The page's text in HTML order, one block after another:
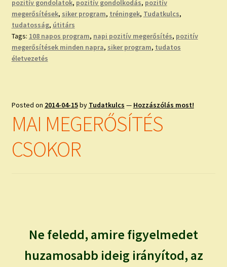
pozitív gondolatok, pozitív gondolkodás, pozitív
megerősítések, siker program, tréningek, Tudatkulcs,
tudatosság, útitárs
Tags: 108 napos program, napi pozitív megerősítés, pozitív
megerősítések minden napra, siker program, tudatos
életvezetés
Posted on 2014-04-15by Tudatkulcs — Hozzászólás most!
MAI MEGERŐSÍTÉS
CSOKOR
Ne feledd, amire figyelmedet
huzamosabb ideig irányítod, az